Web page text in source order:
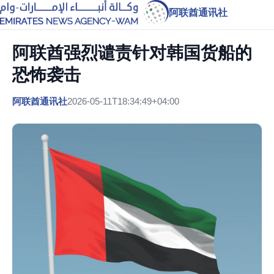
阿联酋通讯社
阿联酋强烈谴责针对韩国货船的
恐怖袭击
阿联酋通讯社2026-05-11T18:34:49+04:00